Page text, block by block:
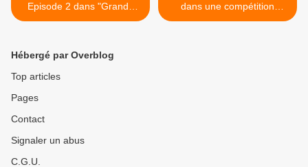
Episode 2 dans "Grands
Reportages" sur TF1
dans une compétition
culinaire inédite dès ce
Hébergé par Overblog
Top articles
Pages
Contact
Signaler un abus
C.G.U.